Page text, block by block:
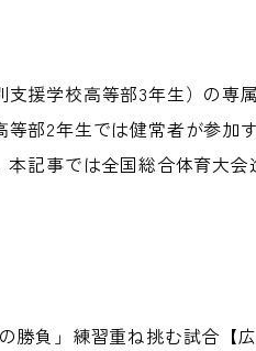
援学校高等部3年生）の専
部2年生では健常者が参加
記事では全国総合体育大会
負」練習重ね挑む試合【広